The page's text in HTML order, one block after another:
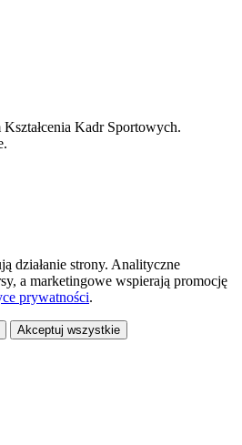
Kadr Sportowych.
działanie strony. Analityczne
a marketingowe wspierają promocję
prywatności.
Akceptuj wszystkie